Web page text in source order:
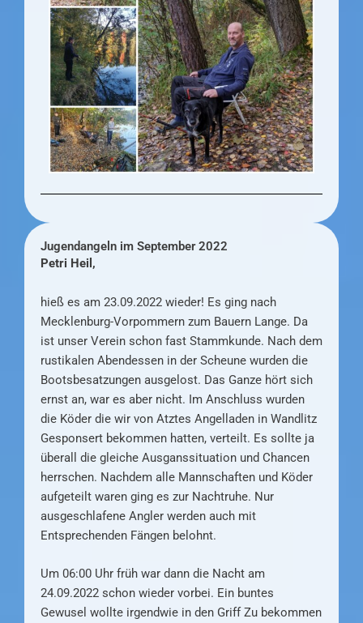
Jugendangeln im September 2022
Petri Heil,
hieß es am 23.09.2022 wieder! Es ging nach
Mecklenburg-Vorpommern zum Bauern Lange. Da
ist unser Verein schon fast Stammkunde. Nach dem
rustikalen Abendessen in der Scheune wurden die
Bootsbesatzungen ausgelost. Das Ganze hört sich
ernst an, war es aber nicht. Im Anschluss wurden
die Köder die wir von Atztes Angelladen in Wandlitz
Gesponsert bekommen hatten, verteilt. Es sollte ja
überall die gleiche Ausganssituation und Chancen
herrschen. Nachdem alle Mannschaften und Köder
aufgeteilt waren ging es zur Nachtruhe. Nur
ausgeschlafene Angler werden auch mit
Entsprechenden Fängen belohnt.
Um 06:00 Uhr früh war dann die Nacht am
24.09.2022 schon wieder vorbei. Ein buntes
Gewusel wollte irgendwie in den Griff Zu bekommen